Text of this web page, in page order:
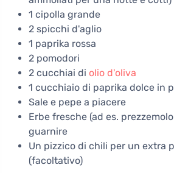
1 cipolla grande
2 spicchi d'aglio
1 paprika rossa
2 pomodori
2 cucchiai di olio d'oliva
1 cucchiaio di paprika dolce in
Sale e pepe a piacere
Erbe fresche (ad es.
guarnire
Un pizzico di chili per un extra
(facoltativo)